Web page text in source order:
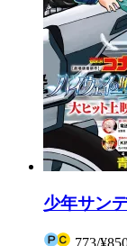
少年サン